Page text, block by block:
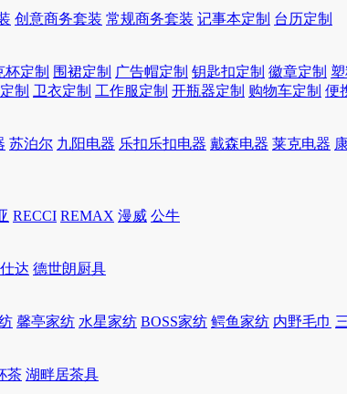
创意商务套装 常规商务套装 记事本定制 台历定制
杯定制 围裙定制 广告帽定制 钥匙扣定制 徽章定制
制 卫衣定制 工作服定制 开瓶器定制 购物车定制 便
苏泊尔 九阳电器 乐扣乐扣电器 戴森电器 莱克电器
RECCI REMAX 漫威 公牛
达 德世朗厨具
馨亭家纺 水星家纺 BOSS家纺 鳄鱼家纺 内野毛巾
茶 湖畔居茶具